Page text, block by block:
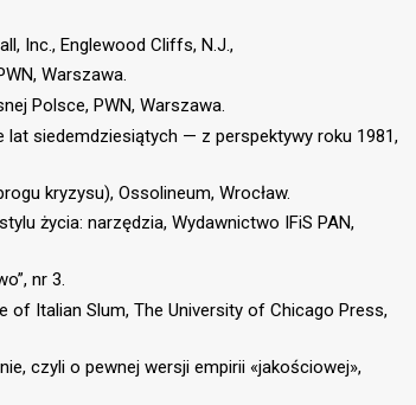
Inc., Englewood Cliffs, N.J.,
Warszawa.
Polsce, PWN, Warszawa.
lat siedemdziesiątych — z perspektywy roku 1981,
kryzysu), Ossolineum, Wrocław.
życia: narzędzia, Wydawnictwo IFiS PAN,
nr 3.
of Italian Slum, The University of Chicago Press,
czyli o pewnej wersji empirii «jakościowej»,